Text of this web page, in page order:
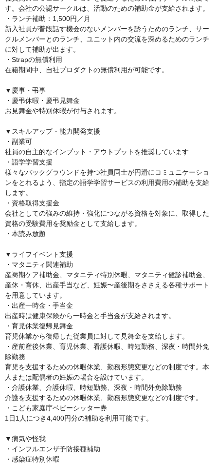
す。会社の公認サークルは、活動のための補助金が支給されます。
・ランチ補助：1,500円／月
新入社員が普段話す機会のないメンバーを誘うためのランチ、サー
クルメンバーとのランチ、ユニット内の交流を深めるためのランチ
に対して補助が出ます。
・Strapの無償利用
在籍期間中、自社プロダクトの無償利用が可能です。
▼慶事・弔事
・慶弔休暇・慶弔見舞金
お見舞金や特別休暇が付与されます。
▼スキルアップ・能力開発支援
・副業可
社員の自主的なインプット・アウトプットを推奨しています
・語学学習支援
様々なバックグラウンドを持つ社員同士が円滑にコミュニケーショ
ンをとれるよう、指定の語学学習サービスの利用費用の補助を支給
します。
・資格取得支援金
会社としての強みの維持・強化につながる資格を対象に、取得した
資格の受験費用を奨励金として支給します。
・本読み放題
▼ライフイベント支援
・マタニティ関連補助
産褥期ケア補助金、マタニティ特別休暇、マタニティ健診補助金、
産休・育休、出産手当など、妊娠〜産後期をささえる各種サポート
を用意しています。
・出産一時金・手当金
出産時は健康保険から一時金と手当金が支給されます。
・育児休業復帰見舞金
育児休業から復帰した従業員に対して見舞金を支給します。
・産前産後休業、育児休業、看護休暇、時短勤務、深夜・時間外免
除勤務
育児を支援するための休暇休業、勤務形態変更などの制度です。本
人または配偶者の妊娠の場合を設けています。
・介護休業、介護休暇、時短勤務、深夜・時間外免除勤務
介護を支援するための休暇休業、勤務形態変更などの制度です。
・こども家庭庁ベビーシッター券
1日1人につき4,400円分の補助を利用可能です。
▼病気や怪我
・インフルエンザ予防接種補助
・感染症特別休暇